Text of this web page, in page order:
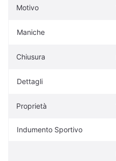
Motivo
Maniche
Chiusura
Dettagli
Proprietà
Indumento Sportivo